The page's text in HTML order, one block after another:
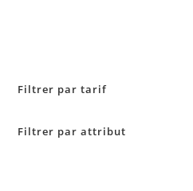
Filtrer par tarif
Filtrer par attribut